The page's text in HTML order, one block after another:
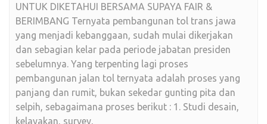
UNTUK DIKETAHUI BERSAMA SUPAYA FAIR &
BERIMBANG Ternyata pembangunan tol trans jawa
yang menjadi kebanggaan, sudah mulai dikerjakan
dan sebagian kelar pada periode jabatan presiden
sebelumnya. Yang terpenting lagi proses
pembangunan jalan tol ternyata adalah proses yang
panjang dan rumit, bukan sekedar gunting pita dan
selpih, sebagaimana proses berikut : 1. Studi desain,
kelayakan, survey,